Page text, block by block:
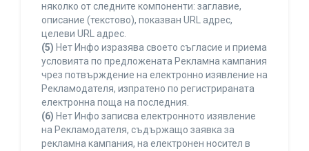
няколко от следните компоненти: заглавие,
описание (текстово), показван URL адрес,
целеви URL адрес.
(5) Нет Инфо изразява своето съгласие и приема
условията по предложената Рекламна кампания
чрез потвърждение на електронно изявление на
Рекламодателя, изпратено по регистрираната
електронна поща на последния.
(6) Нет Инфо записва електронното изявление
на Рекламодателя, съдържащо заявка за
рекламна кампания, на електронен носител в